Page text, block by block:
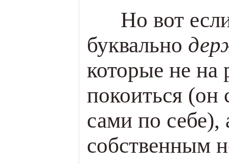
Но вот
буквально
которые не на
покоиться (он
сами по себе),
собственным